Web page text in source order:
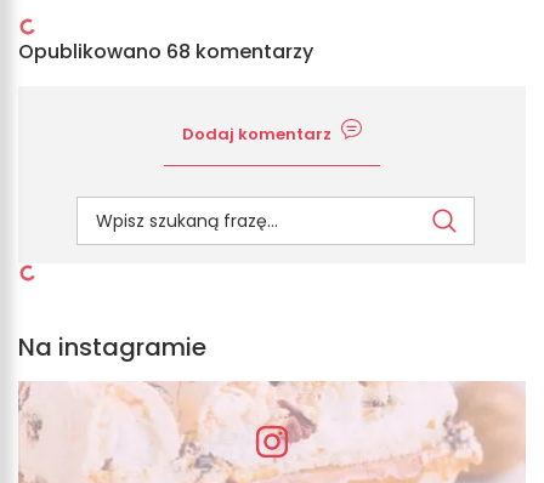
Opublikowano 68 komentarzy
Dodaj komentarz
Na instagramie